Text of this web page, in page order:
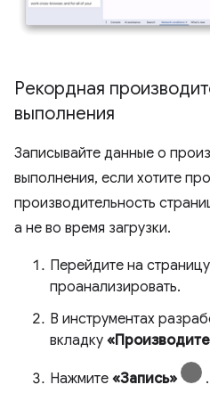
Рекордная
выполнения
Записывайте данные о
выполнения, если хотите
производительность
а не во время загрузки.
Перейдите на
проанализировать.
В инструментах
вкладку
Нажмите «Запись»
.